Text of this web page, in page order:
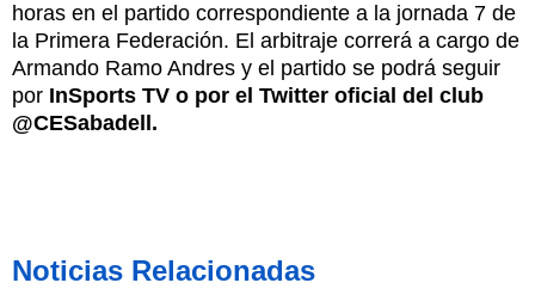
horas en el partido correspondiente a la jornada 7 de
la Primera Federación. El arbitraje correrá a cargo de
Armando Ramo Andres y el partido se podrá seguir
por InSports TV o por el Twitter oficial del club
@CESabadell.
Noticias Relacionadas